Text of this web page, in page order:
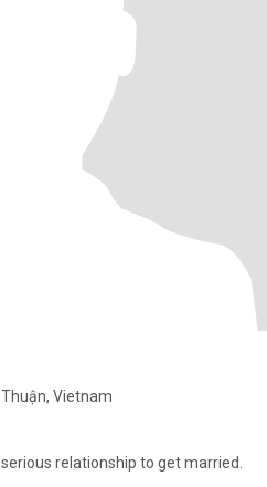
Vietnam
for a serious relationship to get married.